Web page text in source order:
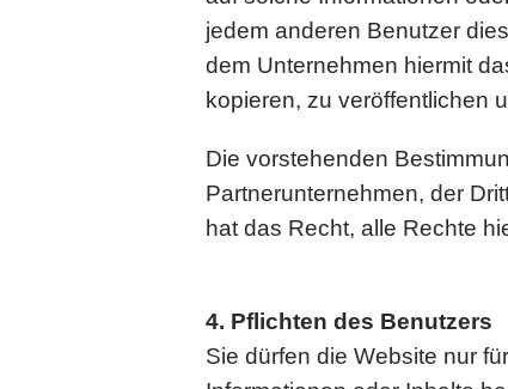
jedem anderen Benutzer
dem Unternehmen hiermit
kopieren, zu veröffentlichen
Die vorstehenden
Partnerunternehmen, der
hat das Recht, alle Rechte
4. Pflichten des Benutzers
Sie dürfen die Website nur